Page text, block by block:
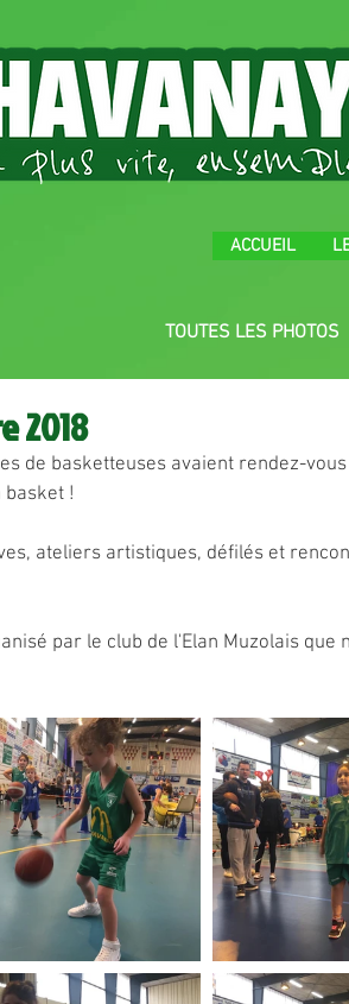
ACCUEIL
TOUTES LES PHOTOS
2018
de basketteuses avaient rendez-
!
ateliers artistiques, défilés et
par le club de l'Elan Muzolais que